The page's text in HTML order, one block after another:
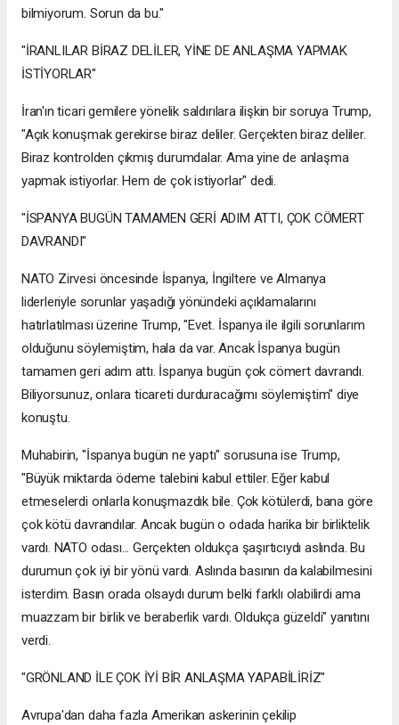
bilmiyorum. Sorun da bu."
"İRANLILAR BİRAZ DELİLER, YİNE DE ANLAŞMA YAPMAK
İSTİYORLAR"
İran'ın ticari gemilere yönelik saldırılara ilişkin bir soruya Trump,
"Açık konuşmak gerekirse biraz deliler. Gerçekten biraz deliler.
Biraz kontrolden çıkmış durumdalar. Ama yine de anlaşma
yapmak istiyorlar. Hem de çok istiyorlar" dedi.
"İSPANYA BUGÜN TAMAMEN GERİ ADIM ATTI, ÇOK CÖMERT
DAVRANDI"
NATO Zirvesi öncesinde İspanya, İngiltere ve Almanya
liderleriyle sorunlar yaşadığı yönündeki açıklamalarını
hatırlatılması üzerine Trump, "Evet. İspanya ile ilgili sorunlarım
olduğunu söylemiştim, hala da var. Ancak İspanya bugün
tamamen geri adım attı. İspanya bugün çok cömert davrandı.
Biliyorsunuz, onlara ticareti durduracağımı söylemiştim" diye
konuştu.
Muhabirin, "İspanya bugün ne yaptı" sorusuna ise Trump,
"Büyük miktarda ödeme talebini kabul ettiler. Eğer kabul
etmeselerdi onlarla konuşmazdık bile. Çok kötülerdi, bana göre
çok kötü davrandılar. Ancak bugün o odada harika bir birliktelik
vardı. NATO odası... Gerçekten oldukça şaşırtıcıydı aslında. Bu
durumun çok iyi bir yönü vardı. Aslında basının da kalabilmesini
isterdim. Basın orada olsaydı durum belki farklı olabilirdi ama
muazzam bir birlik ve beraberlik vardı. Oldukça güzeldi" yanıtını
verdi.
"GRÖNLAND İLE ÇOK İYİ BİR ANLAŞMA YAPABİLİRİZ"
Avrupa'dan daha fazla Amerikan askerinin çekilip